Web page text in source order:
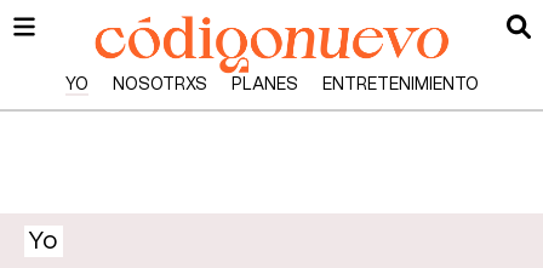
YO NOSOTRXS PLANES ENTRETENIMIENTO
Yo